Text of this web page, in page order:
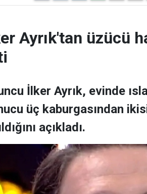
Ayrık'tan üzücü
İlker Ayrık, evinde
üç kaburgasından
açıkladı.